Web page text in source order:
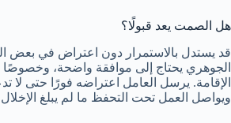
هل الصمت يعد قبولًا؟
قد يستدل بالاستمرار دون اعتراض في بعض
الجوهري يحتاج إلى موافقة واضحة،
الإقامة. يرسل العامل اعتراضه فورًا حتى لا
ويواصل العمل تحت التحفظ ما لم يبلغ الإخلال حد